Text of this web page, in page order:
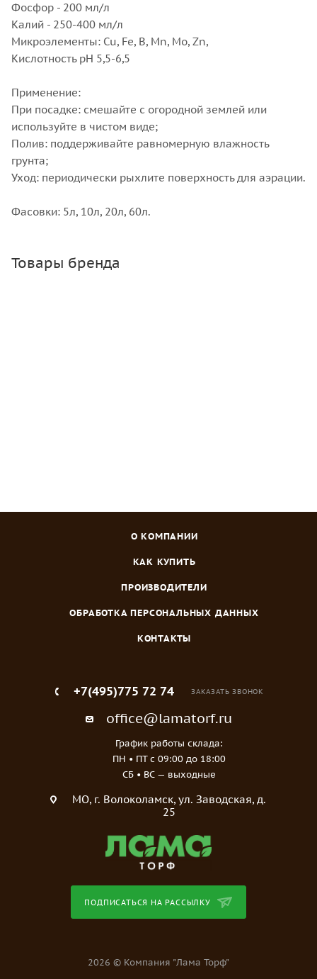
Фосфор - 200 мл/л
Калий - 250-400 мл/л
Микроэлементы: Cu, Fe, B, Mn, Mo, Zn,
Кислотность рН 5,5-6,5
Применение:
При посадке: смешайте с огородной землей или
используйте в чистом виде;
Полив: поддерживайте равномерную влажность
грунта;
Уход: периодически рыхлите поверхность для аэрации.
Фасовки: 5л, 10л, 20л, 60л.
Товары бренда
О КОМПАНИИ
КАК КУПИТЬ
ПРОИЗВОДИТЕЛИ
ОБРАБОТКА ПЕРСОНАЛЬНЫХ ДАННЫХ
КОНТАКТЫ
+7(495)775 72 74 ЗАКАЗАТЬ ЗВОНОК
office@lamatorf.ru
График работы склада:
ПН • ПТ c 09:00 до 18:00
СБ • ВС — выходные
МO, г. Волоколамск, ул. Заводская, д.
25
ПОДПИСАТЬСЯ НА РАССЫЛКУ
2026 © Компания "Лама Торф"